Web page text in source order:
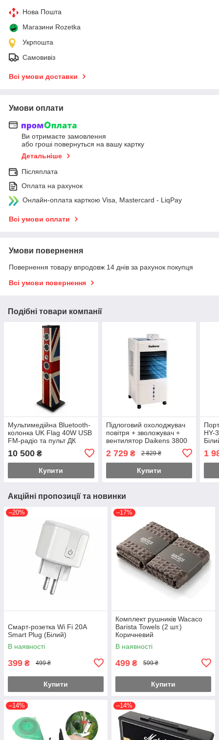
Нова Пошта
Магазини Rozetka
Укрпошта
Самовивіз
Всі умови доставки
Умови оплати
Ви отримаєте замовлення
або гроші повернуться на вашу картку
Детальніше
Післяплата
Оплата на рахунок
Онлайн-оплата карткою Visa, Mastercard - LiqPay
Всі умови оплати
Умови повернення
Повернення товару впродовж 14 днів за рахунок покупця
Всі умови повернення
Подібні товари компанії
Мультимедійна Bluetooth-
колонка UK Flag 40W USB
FM-радіо та пульт ДК
10 500 ₴
Купити
Підлоговий охолоджувач
повітря + зволожувач +
вентилятор Daikens 3800
2 729₴ 2 829 ₴
Купити
HY-
1
Акційні пропозиції та новинки
–20%
Смарт-розетка Wi Fi 20А
Smart Plug (Білий)
В наявності
399 ₴ 499 ₴
Купити
–17%
Комплект рушників Wacaco
Barista Towels (2 шт.)
Коричневий
В наявності
499 ₴ 599 ₴
Купити
–14% –14%